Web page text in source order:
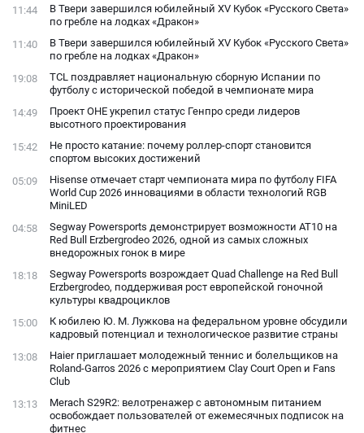
фанатами
11:44
В Твери завершился юбилейный XV Кубок «Русского Света»
по гребле на лодках «Дракон»
11:40
В Твери завершился юбилейный XV Кубок «Русского Света»
по гребле на лодках «Дракон»
19:08
TCL поздравляет национальную сборную Испании по
футболу с исторической победой в чемпионате мира
14:49
Проект ОНЕ укрепил статус Генпро среди лидеров
высотного проектирования
15:42
Не просто катание: почему роллер-спорт становится
спортом высоких достижений
05:09
Hisense отмечает старт чемпионата мира по футболу FIFA
World Cup 2026 инновациями в области технологий RGB
MiniLED
04:58
Segway Powersports демонстрирует возможности AT10 на
Red Bull Erzbergrodeo 2026, одной из самых сложных
внедорожных гонок в мире
18:18
Segway Powersports возрождает Quad Challenge на Red Bull
Erzbergrodeo, поддерживая рост европейской гоночной
культуры квадроциклов
15:00
К юбилею Ю. М. Лужкова на федеральном уровне обсудили
кадровый потенциал и технологическое развитие страны
13:08
Haier приглашает молодежный теннис и болельщиков на
Roland-Garros 2026 с мероприятием Clay Court Open и Fans
Club
13:13
Merach S29R2: велотренажер с автономным питанием
освобождает пользователей от ежемесячных подписок на
фитнес